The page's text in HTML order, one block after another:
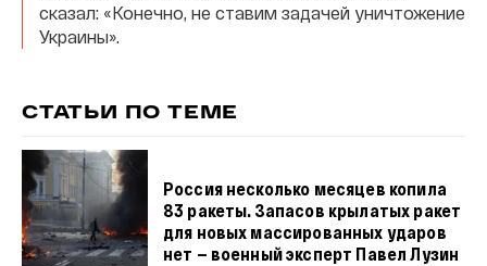
сказал: «Конечно, не ставим задачей уничтожение
Украины».
СТАТЬИ ПО ТЕМЕ
Россия несколько месяцев копила
83 ракеты. Запасов крылатых ракет
для новых массированных ударов
нет — военный эксперт Павел Лузин